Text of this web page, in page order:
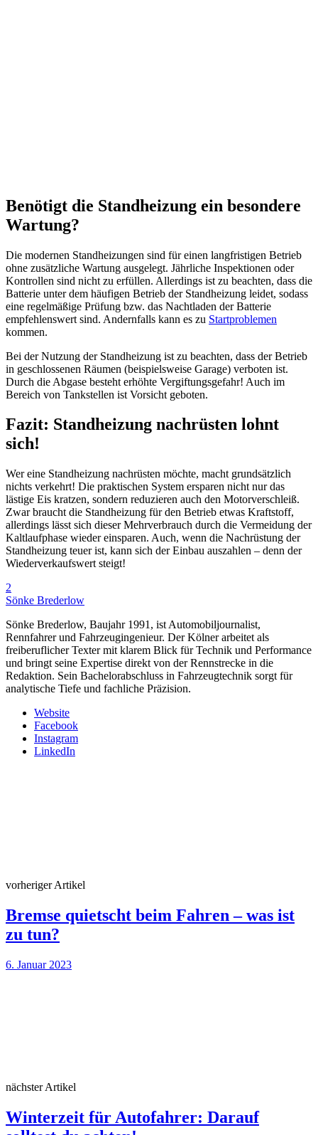
Benötigt die Standheizung ein besondere
Wartung?
Die modernen Standheizungen sind für einen langfristigen Betrieb
ohne zusätzliche Wartung ausgelegt. Jährliche Inspektionen oder
Kontrollen sind nicht zu erfüllen. Allerdings ist zu beachten, dass die
Batterie unter dem häufigen Betrieb der Standheizung leidet, sodass
eine regelmäßige Prüfung bzw. das Nachtladen der Batterie
empfehlenswert sind. Andernfalls kann es zu Startproblemen
kommen.
Bei der Nutzung der Standheizung ist zu beachten, dass der Betrieb
in geschlossenen Räumen (beispielsweise Garage) verboten ist.
Durch die Abgase besteht erhöhte Vergiftungsgefahr! Auch im
Bereich von Tankstellen ist Vorsicht geboten.
Fazit: Standheizung nachrüsten lohnt
sich!
Wer eine Standheizung nachrüsten möchte, macht grundsätzlich
nichts verkehrt! Die praktischen System ersparen nicht nur das
lästige Eis kratzen, sondern reduzieren auch den Motorverschleiß.
Zwar braucht die Standheizung für den Betrieb etwas Kraftstoff,
allerdings lässt sich dieser Mehrverbrauch durch die Vermeidung der
Kaltlaufphase wieder einsparen. Auch, wenn die Nachrüstung der
Standheizung teuer ist, kann sich der Einbau auszahlen – denn der
Wiederverkaufswert steigt!
2
Sönke Brederlow
Sönke Brederlow, Baujahr 1991, ist Automobiljournalist,
Rennfahrer und Fahrzeugingenieur. Der Kölner arbeitet als
freiberuflicher Texter mit klarem Blick für Technik und Performance
und bringt seine Expertise direkt von der Rennstrecke in die
Redaktion. Sein Bachelorabschluss in Fahrzeugtechnik sorgt für
analytische Tiefe und fachliche Präzision.
Website
Facebook
Instagram
LinkedIn
vorheriger Artikel
Bremse quietscht beim Fahren – was ist
zu tun?
6. Januar 2023
nächster Artikel
Winterzeit für Autofahrer: Darauf